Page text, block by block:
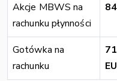
Akcje MBWS na
rachunku płynności
Gotówka na
rachunku